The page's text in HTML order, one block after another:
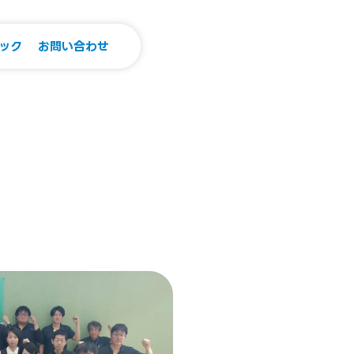
ク お問い合わせ